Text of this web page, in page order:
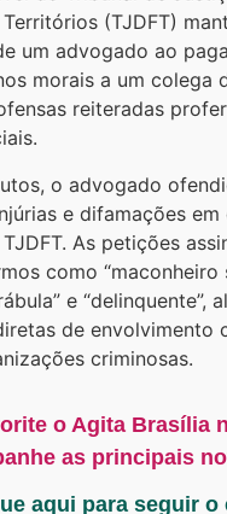
(TJDFT)
um advogado ao
morais a um colega
reiteradas
o advogado
e difamações em
As petições
como “maconheiro
e “delinquente”,
de envolvimento
criminosas.
o Agita Brasília
as principais
aqui para seguir o